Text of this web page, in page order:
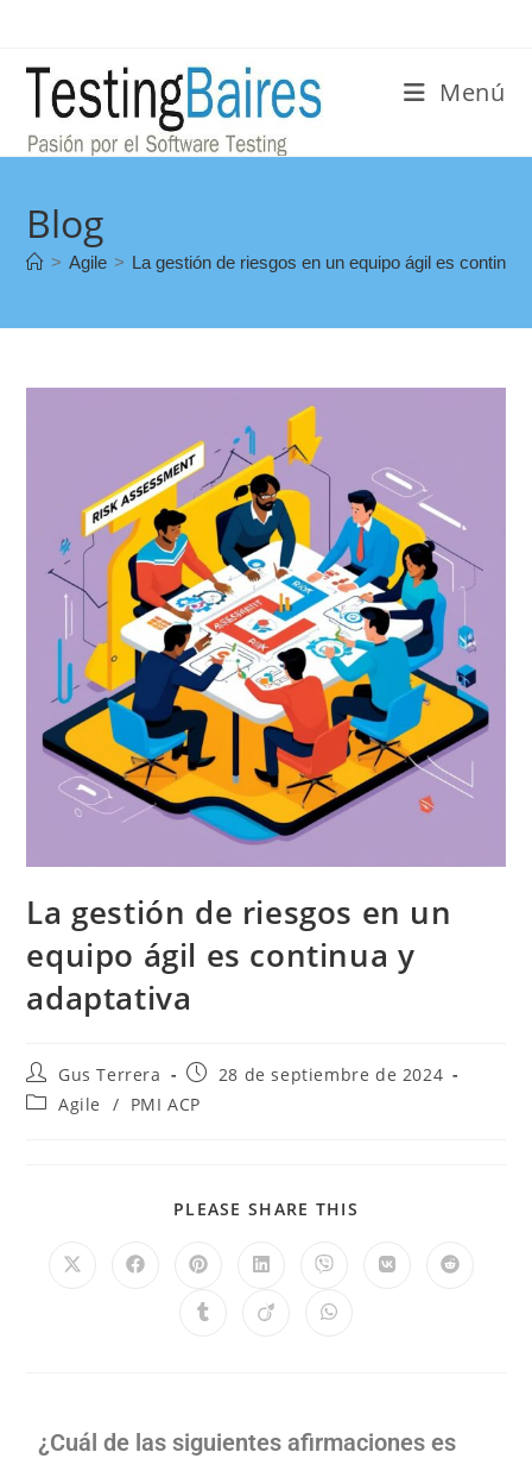
Menú
Blog
> Agile > La gestión de riesgos en un equipo ágil es continua
La gestión de riesgos en un
equipo ágil es continua y
adaptativa
Gus Terrera
28 de septiembre de 2024
Agile
/ PMI ACP
PLEASE SHARE THIS
¿Cuál de las siguientes afirmaciones es